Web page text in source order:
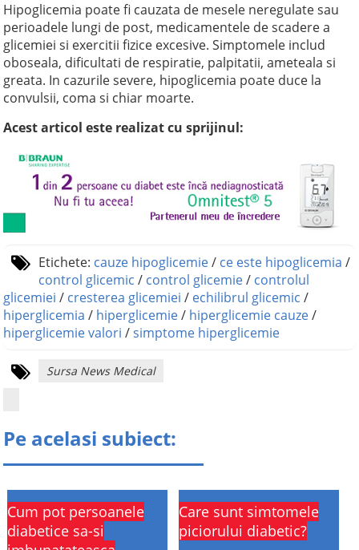
Hipoglicemia poate fi cauzata de mesele neregulate sau
perioadele lungi de post, medicamentele de scadere a
glicemiei si exercitii fizice excesive. Simptomele includ
oboseala, dificultati de respiratie, palpitatii, ameteala si
greata. In cazurile severe, hipoglicemia poate duce la
convulsii, coma si chiar moarte.
Acest articol este realizat cu sprijinul:
Etichete: cauze hipoglicemie/ ce este hipoglicemia /
control glicemic / control glicemie/ controlul
glicemiei / cresterea glicemiei / echilibrul glicemic /
hiperglicemia / hiperglicemie/ hiperglicemie cauze/
hiperglicemie valori /simptome hiperglicemie
Sursa News Medical
Pe acelasi subiect:
Cum pot persoanele
diabetice sa-si
Care sunt simtomele
piciorului diabetic?